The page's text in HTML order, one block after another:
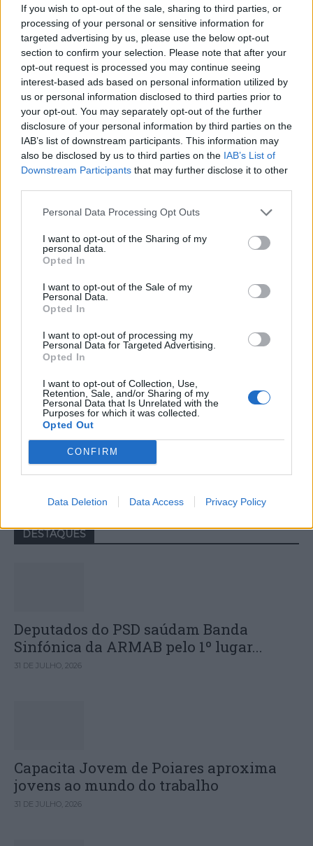
If you wish to opt-out of the sale, sharing to third parties, or
processing of your personal or sensitive information for
targeted advertising by us, please use the below opt-out
section to confirm your selection. Please note that after your
opt-out request is processed you may continue seeing
interest-based ads based on personal information utilized by
us or personal information disclosed to third parties prior to
your opt-out. You may separately opt-out of the further
disclosure of your personal information by third parties on the
IAB’s list of downstream participants. This information may
also be disclosed by us to third parties on the IAB’s List of
Downstream Participants that may further disclose it to other
Personal Data Processing Opt Outs
I want to opt-out of the Sharing of my
personal data.
Opted In
I want to opt-out of the Sale of my
Personal Data.
Opted In
I want to opt-out of processing my
Personal Data for Targeted Advertising.
Opted In
I want to opt-out of Collection, Use,
Retention, Sale, and/or Sharing of my
Personal Data that Is Unrelated with the
Purposes for which it was collected.
Opted Out
CONFIRM
Data Deletion Data Access Privacy Policy
Deputados do PSD saúdam Banda
Sinfónica da ARMAB pelo 1º lugar no
certame internacional de Valência
Capacita Jovem de Poiares aproxima
jovens ao mundo do trabalho
Colheita de sangue regressa ao
Hospital Sousa Martins durante o mês
DESTAQUES
Deputados do PSD saúdam Banda
Sinfónica da ARMAB pelo 1º lugar...
31 DE JULHO, 2026
Capacita Jovem de Poiares aproxima
jovens ao mundo do trabalho
31 DE JULHO, 2026